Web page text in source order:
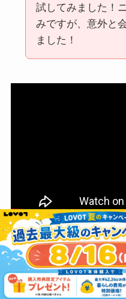
試してみました！
みですが、意外と
ました！
日本語を少し話す機能
ボ独自の魅力のひとつ